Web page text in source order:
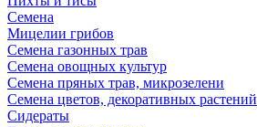
Семена
Мицелии грибов
Семена газонных трав
Семена овощных культур
Семена пряных трав, микрозелени
Семена цветов, декоративных растений
Сидераты